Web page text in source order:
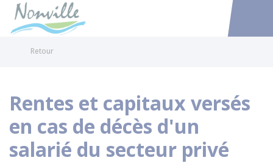
Accéder
Retour
Rentes et capitaux versés
en cas de décès d'un
salarié du secteur privé